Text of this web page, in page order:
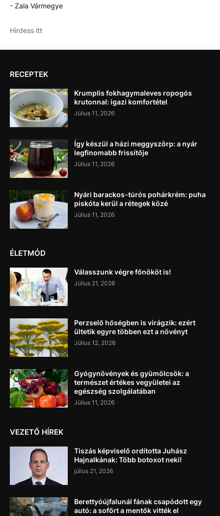
- Zala Vármegye
Hirdess itt
RECEPTEK
Krumplis fokhagymaleves ropogós
krutonnal: igazi komfortétel
Július 11, 2026
Így készül a házi meggyszörp: a nyár
legfinomabb frissítője
Július 11, 2026
Nyári barackos-túrós pohárkrém: puha
piskóta kerül a rétegek közé
Július 11, 2026
ÉLETMÓD
Válasszunk végre főnököt is!
Július 21, 2026
Perzselő hőségben is virágzik: ezért
ültetik egyre többen ezt a növényt
Július 12, 2026
Gyógynövények és gyümölcsök: a
természet értékes vegyületei az
egészség szolgálatában
Július 11, 2026
VEZETŐ HÍREK
Tiszás képviselő ordította Juhász
Hajnalkának: Több botoxot neki!
július 21, 2026
Berettyóújfalunál fának csapódott egy
autó: a sofőrt a mentők vitték el